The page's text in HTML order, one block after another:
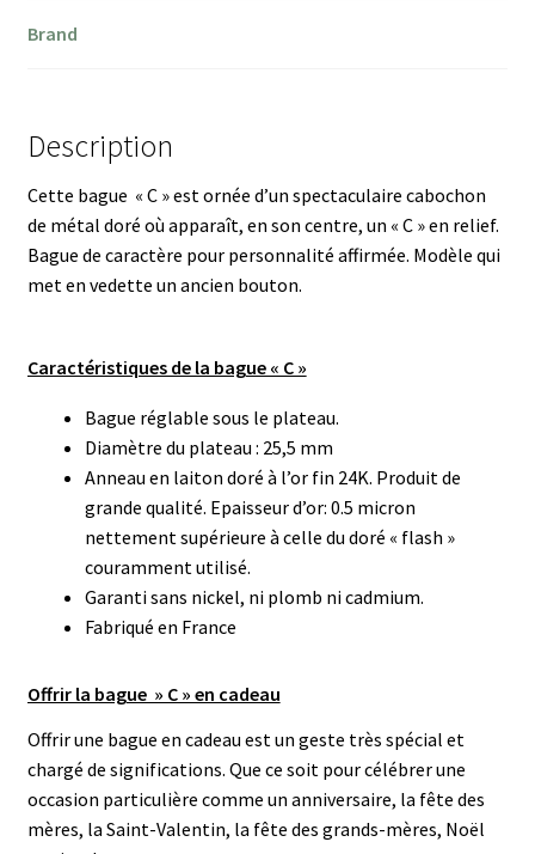
Brand
Description
Cette bague « C » est ornée d’un spectaculaire cabochon
de métal doré où apparaît, en son centre, un « C » en relief.
Bague de caractère pour personnalité affirmée. Modèle qui
met en vedette un ancien bouton.
Caractéristiques de la bague « C »
Bague réglable sous le plateau.
Diamètre du plateau : 25,5 mm
Anneau en laiton doré à l’or fin 24K. Produit de
grande qualité. Epaisseur d’or: 0.5 micron
nettement supérieure à celle du doré « flash »
couramment utilisé.
Garanti sans nickel, ni plomb ni cadmium.
Fabriqué en France
Offrir la bague » C » en cadeau
Offrir une bague en cadeau est un geste très spécial et
chargé de significations. Que ce soit pour célébrer une
occasion particulière comme un anniversaire, la fête des
mères, la Saint-Valentin, la fête des grands-mères, Noël